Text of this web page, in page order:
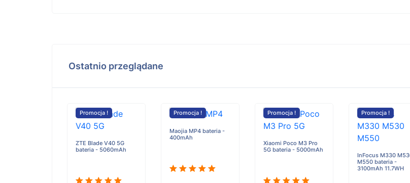
Ostatnio przeglądane
Promocja !
ZTE Blade V40 5G
bateria - 5060mAh
Promocja !
Maojia MP4 bateria -
400mAh
Promocja !
Xiaomi Poco M3 Pro
5G bateria - 5000mAh
Promocja !
InFocus M330
M550 bateria -
3100mAh 11.7WH